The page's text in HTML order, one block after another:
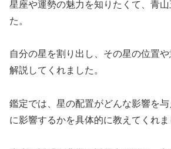
星座や運勢の魅力を知りたくて、青
た。
自分の星を割り出し、その星の位置
解説してくれました。
鑑定では、星の配置がどんな影響を
に影響するかを具体的に教えてくれま